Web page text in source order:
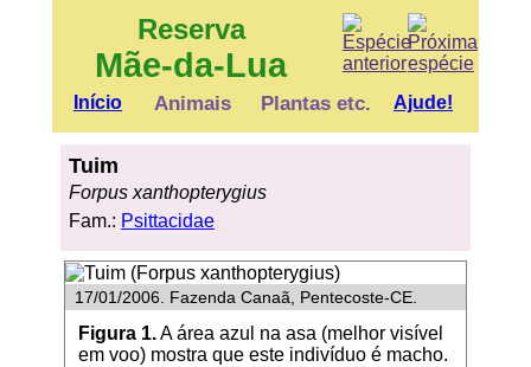
Reserva
Mãe-da-Lua
Início Animais Plantas etc. Ajude!
Tuim
Forpus xanthopterygius
Fam.: Psittacidae
17/01/2006. Fazenda Canaã, Pentecoste-CE.
Figura 1.A área azul na asa (melhor visível
em voo) mostra que este indivíduo é macho.